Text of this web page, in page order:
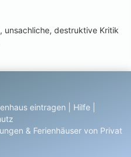
unsachliche, destruktive Kritik
eintragen Hilfe
& Ferienhäuser von Privat